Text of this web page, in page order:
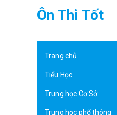
Ôn Thi Tốt
Trang chủ
Tiểu Học
Trung học Cơ Sở
Trung học phổ thông